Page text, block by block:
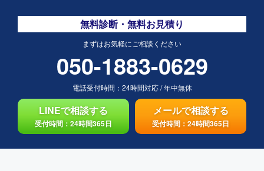
無料診断・無料お見積り
まずはお気軽にご相談ください
050-1883-0629
電話受付時間： 24時間対応/年中無休
LINEで相談する
受付時間：24時間365日
メールで相談する
受付時間：24時間365日